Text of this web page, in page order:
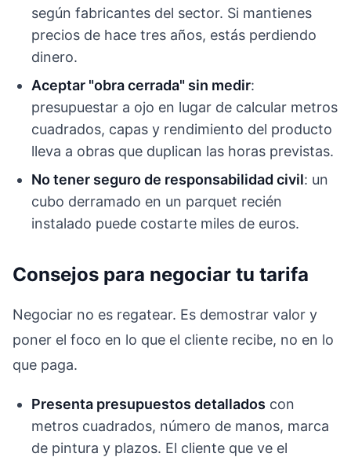
según fabricantes del sector. Si mantienes
precios de hace tres años, estás perdiendo
dinero.
Aceptar "obra cerrada" sin medir:
presupuestar a ojo en lugar de calcular metros
cuadrados, capas y rendimiento del producto
lleva a obras que duplican las horas previstas.
No tener seguro de responsabilidad civil: un
cubo derramado en un parquet recién
instalado puede costarte miles de euros.
Consejos para negociar tu tarifa
Negociar no es regatear. Es demostrar valor y
poner el foco en lo que el cliente recibe, no en lo
que paga.
Presenta presupuestos detallados con
metros cuadrados, número de manos, marca
de pintura y plazos. El cliente que ve el